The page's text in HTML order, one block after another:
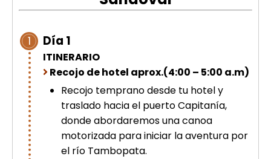
picchu
Tour de lujo Cusco 8 dias
Machupicchu + Hotel 4*
Puerta del Sol & Bolivia
Tour Uros Taquile 1 día | Salidas
desde Puno
1 Día 1
ITINERARIO
Recojo de hotel aprox.(4:00 – 5:00 a.m)
Recojo temprano desde tu hotel y
traslado hacia el puerto Capitanía,
donde abordaremos una canoa
motorizada para iniciar la aventura por
el río Tambopata.